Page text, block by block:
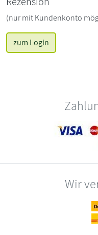
(nur mit Kundenkonto
zum Login
Wir